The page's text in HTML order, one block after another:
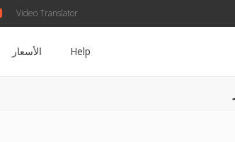
Video Translator
الأسعار Help